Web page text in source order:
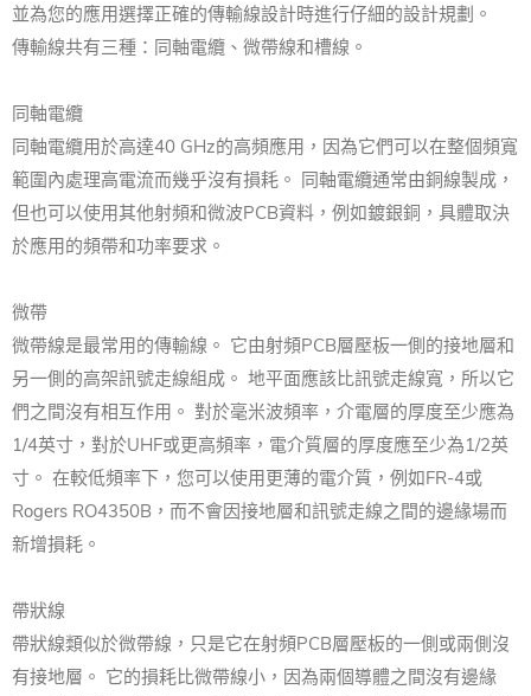
並為您的應用選擇正確的傳輸線設計時進行仔細的設計規劃。
傳輸線共有三種：同軸電纜、微帶線和槽線。
同軸電纜
同軸電纜用於高達40 GHz的高頻應用，因為它們可以在整個頻寬
範圍內處理高電流而幾乎沒有損耗。 同軸電纜通常由銅線製成，
但也可以使用其他射頻和微波PCB資料，例如鍍銀銅，具體取決
於應用的頻帶和功率要求。
微帶
微帶線是最常用的傳輸線。 它由射頻PCB層壓板一側的接地層和
另一側的高架訊號走線組成。 地平面應該比訊號走線寬，所以它
們之間沒有相互作用。 對於毫米波頻率，介電層的厚度至少應為
1/4英寸，對於UHF或更高頻率，電介質層的厚度應至少為1/2英
寸。 在較低頻率下，您可以使用更薄的電介質，例如FR-4或
Rogers RO4350B，而不會因接地層和訊號走線之間的邊緣場而
新增損耗。
帶狀線
帶狀線類似於微帶線，只是它在射頻PCB層壓板的一側或兩側沒
有接地層。 它的損耗比微帶線小，因為兩個導體之間沒有邊緣